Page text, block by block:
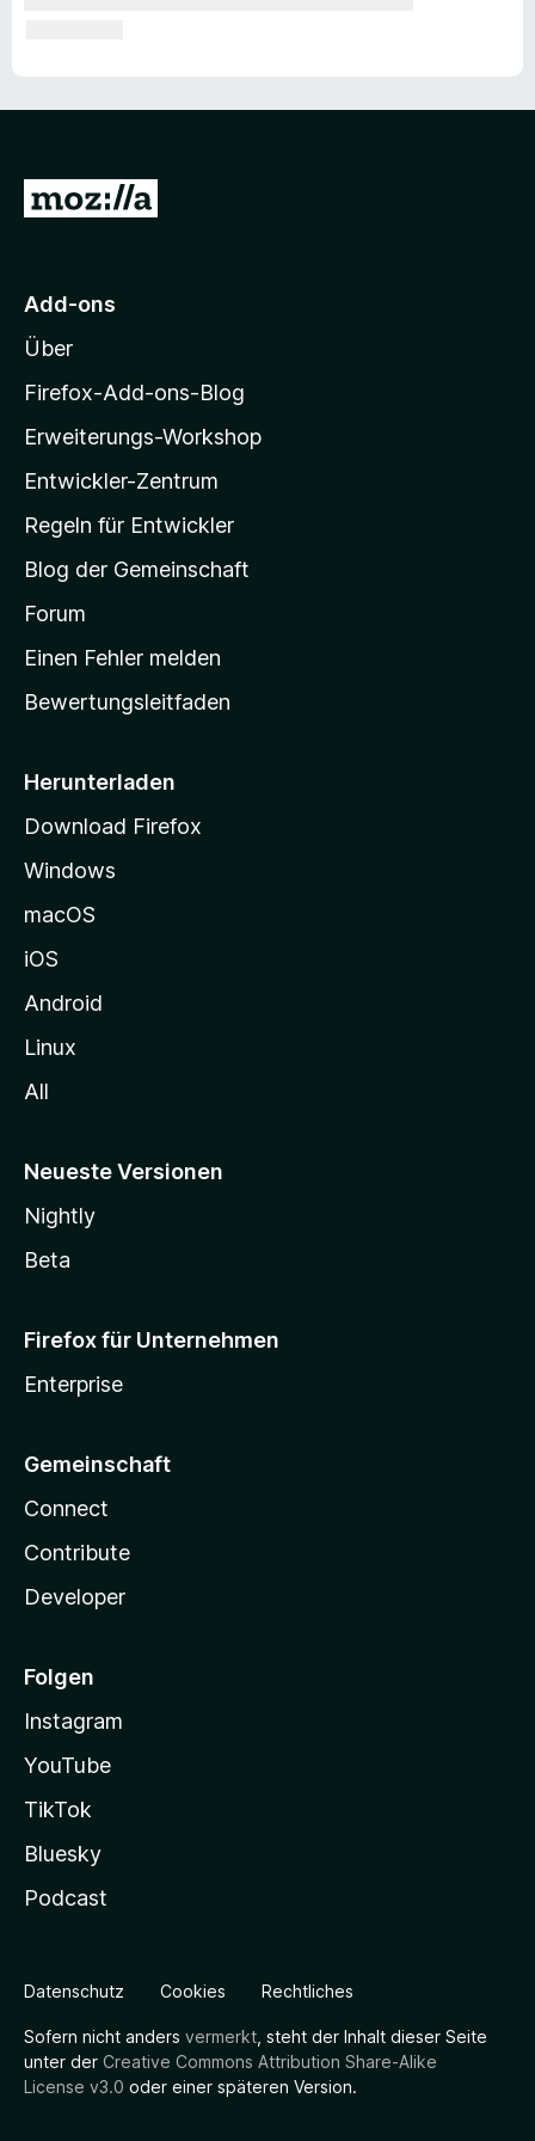
Z
M
z
i
l
a
-
t
a
r
s
i
e
g
e
n
Add-ons
Über
Firefox-Add-ons-Blog
Erweiterungs-Workshop
Entwickler-Zentrum
Regeln für Entwickler
Blog der Gemeinschaft
Forum
Einen Fehler melden
Bewertungsleitfaden
Herunterladen
Download Firefox
Windows
macOS
iOS
Android
Linux
All
Neueste Versionen
Nightly
Beta
Firefox für Unternehmen
Enterprise
Gemeinschaft
Connect
Contribute
Developer
Folgen
Instagram
YouTube
TikTok
Bluesky
Podcast
Datenschutz Cookies Rechtliches
Sofern nicht anders vermerkt , steht der Inhalt dieser Seite
unter der Creative Commons Attribution Share-Alike
License v3.0 oder einer späteren Version.